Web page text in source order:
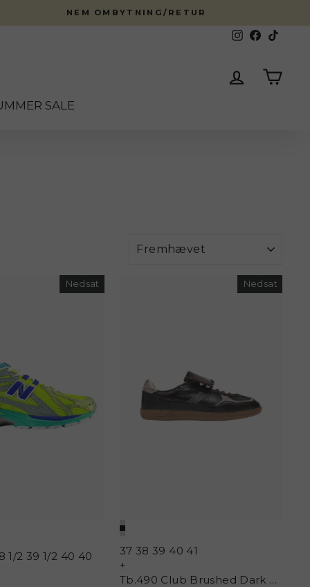
NEM OMBYTNING/RETUR
InstagramFacebook
Log ind
SALE
Menu
Nedsat
1/2 39 1/2 40 40
Nedsat
37 38 39 40 41
+
Tb.490 Club Brushed Dark Chocolate Leather Sneakers - Brushed Dark Chocolate - Alohas